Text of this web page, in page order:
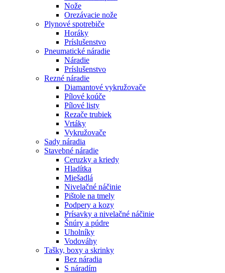
Nože
Orezávacie nože
Plynové spotrebiče
Horáky
Príslušenstvo
Pneumatické náradie
Náradie
Príslušenstvo
Rezné náradie
Diamantové vykružovače
Pílové koúče
Pílové listy
Rezače trubiek
Vrtáky
Vykružovače
Sady náradia
Stavebné náradie
Ceruzky a kriedy
Hladítka
Miešadlá
Nivelačné náčinie
Pištole na tmely
Podpery a kozy
Prísavky a nivelačné náčinie
Šnúry a púdre
Uholníky
Vodováhy
Tašky, boxy a skrinky
Bez náradia
S náradím